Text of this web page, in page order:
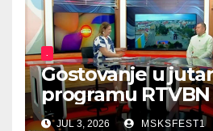
.
Gostovanje u
programu RTVBN
JUL 3, 2026 MSKSFEST1